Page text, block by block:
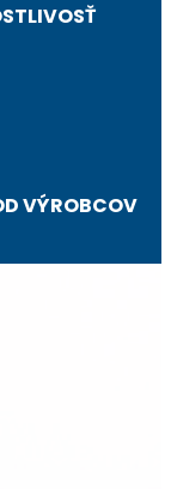
VÝROBCOV